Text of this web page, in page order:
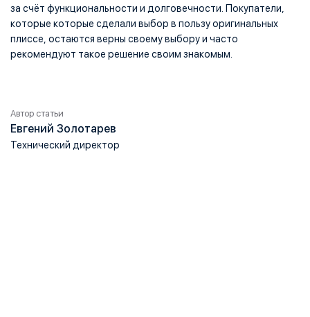
за счёт функциональности и долговечности. Покупатели,
которые которые сделали выбор в пользу оригинальных
плиссе, остаются верны своему выбору и часто
рекомендуют такое решение своим знакомым.
Автор статьи
Евгений Золотарев
Технический директор